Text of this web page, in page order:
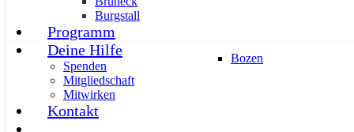
Bozen
Burgstall
Programm
Deine Hilfe
Spenden
Mitgliedschaft
Mitwirken
Kontakt
AKTUELLPRESSE PRESSEMITTEILUNGEN